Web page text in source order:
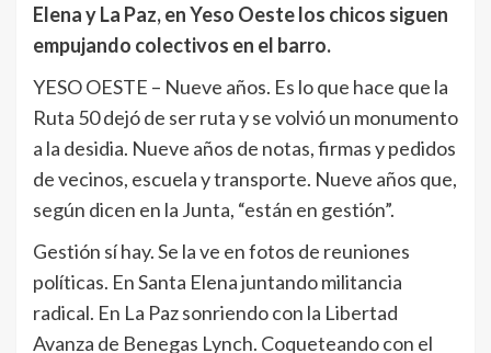
Elena y La Paz, en Yeso Oeste los chicos siguen
empujando colectivos en el barro.
YESO OESTE – Nueve años. Es lo que hace que la
Ruta 50 dejó de ser ruta y se volvió un monumento
a la desidia. Nueve años de notas, firmas y pedidos
de vecinos, escuela y transporte. Nueve años que,
según dicen en la Junta, “están en gestión”.
Gestión sí hay. Se la ve en fotos de reuniones
políticas. En Santa Elena juntando militancia
radical. En La Paz sonriendo con la Libertad
Avanza de Benegas Lynch. Coqueteando con el